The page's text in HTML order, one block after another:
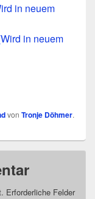
in neuem
in neuem
von Tronje Döhmer.
Erforderliche Felder